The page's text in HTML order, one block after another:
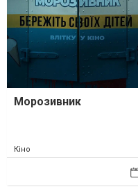
Морозивник
Кіно